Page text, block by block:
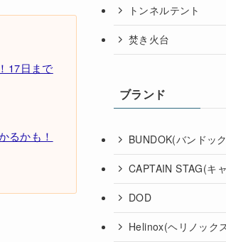
17日まで
るかも！
トンネルテント
焚き火台
ブランド
BUNDOK(バンドッ
CAPTAIN STAG(キ
DOD
Helinox(ヘリノック